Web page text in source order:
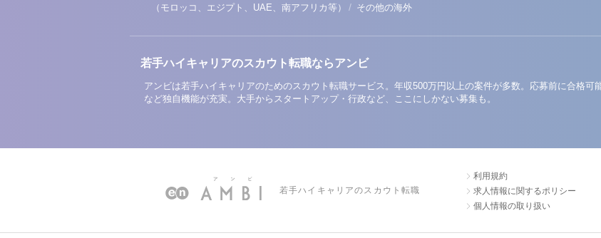
（モロッコ、エジプト、UAE、南アフリカ等）
/ その他の海外
若手ハイキャリアのスカウト転職ならアンビ
アンビは若手ハイキャリアのためのスカウト転職サービス。年収500万円以上の案件が多数。応募前に合格
など独自機能が充実。大手からスタートアップ・行政など、ここにしかない募集も。
若手ハイキャリアのスカウト転職
利用規約
求人情報に関するポリシー
個人情報の取り扱い